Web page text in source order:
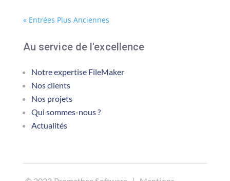
« Entrées Plus Anciennes
Au service de l'excellence
Notre expertise FileMaker
Nos clients
Nos projets
Qui sommes-nous ?
Actualités